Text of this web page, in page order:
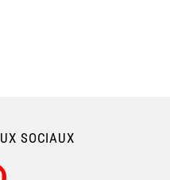
SOCIAUX